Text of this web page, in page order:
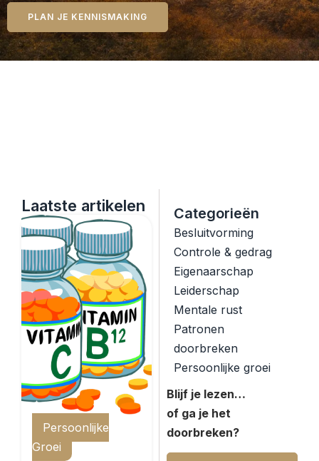
PLAN JE KENNISMAKING
Categorieën
Besluitvorming
Controle & gedrag
Eigenaarschap
Leiderschap
Mentale rust
Patronen
doorbreken
Persoonlijke groei
Blijf je lezen…
of ga je het
doorbreken?
Laatste artikelen
Persoonlijke
Groei